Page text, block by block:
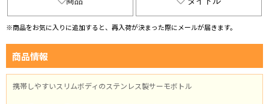
※商品をお気に入りに追加すると、再入荷が決まった際にメールが届きます。
商品情報
携帯しやすいスリムボディのステンレス製サーモボトル